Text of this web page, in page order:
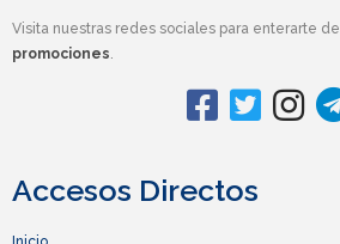
Visita nuestras redes sociales para enterarte de
promociones.
Accesos Directos